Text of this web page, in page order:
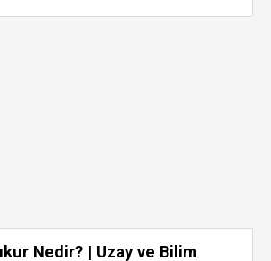
Nedir? | Uzay ve Bilim